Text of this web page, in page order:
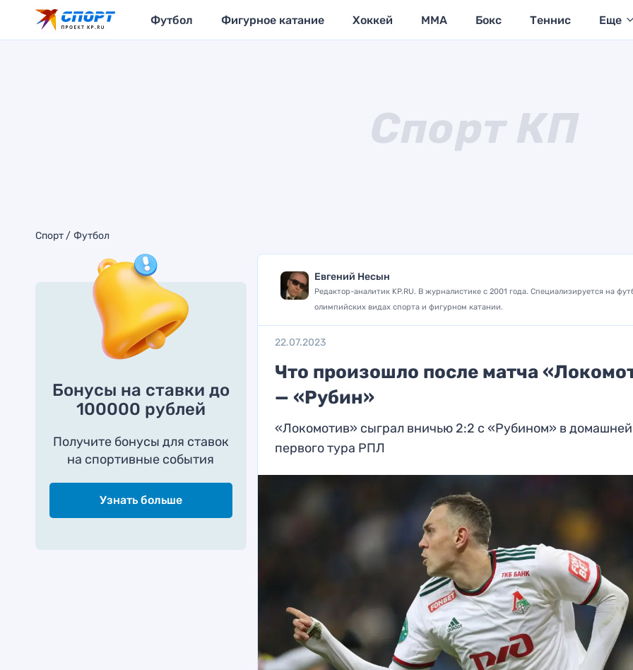
Футбол Фигурное катание Хоккей MMA Бокс Теннис Еще
Спорт Футбол
Бонусы на ставки до
100000 рублей
Получите бонусы для ставок
на спортивные события
Узнать больше
Евгений Несын
Редактор-аналитик KP.RU. В журналистике с 2001 года. Специализируется на
олимпийских видах спорта и фигурном катании.
22.07.2023
Что произошло после матча
— «Рубин»
«Локомотив» сыграл вничью 2:2 с «Рубином» в
первого тура РПЛ